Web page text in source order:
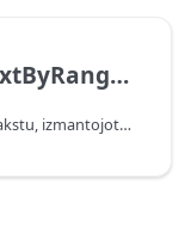
Combiner.CombineTextByRanges
Atgriež funkciju, kas kombinē teksta sarakstu, izmantojot norādītās pozīcijas un garumus.